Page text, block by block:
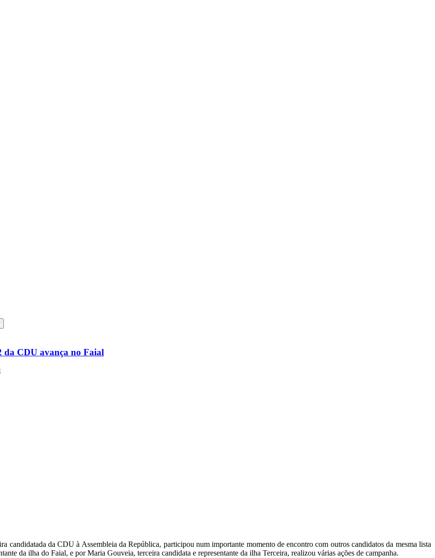
da CDU avança no Faial
candidatada da CDU à Assembleia da República, participou num importante momento de encontro com outros candidatos da mesma lista
da ilha do Faial, e por Maria Gouveia, terceira candidata e representante da ilha Terceira, realizou várias ações de campanha.